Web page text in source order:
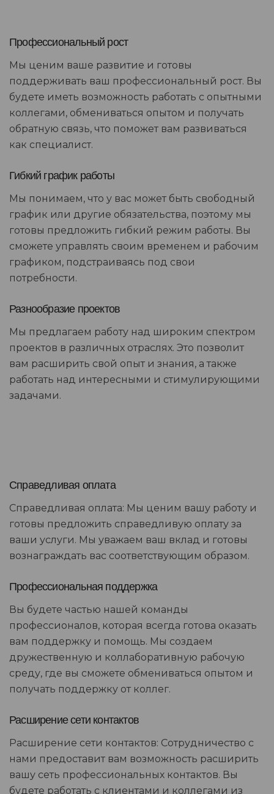
Профессиональный рост
Мы ценим ваше развитие и готовы
поддерживать ваш профессиональный рост. Вы
будете иметь возможность работать с опытными
коллегами, обмениваться опытом и получать
обратную связь, что поможет вам развиваться
как специалист.
Гибкий график работы
Мы понимаем, что у вас может быть свободный
график или другие обязательства, поэтому мы
готовы предложить гибкий режим работы. Вы
сможете управлять своим временем и рабочим
графиком, подстраиваясь под свои
потребности.
Разнообразие проектов
Мы предлагаем работу над широким спектром
проектов в различных отраслях. Это позволит
вам расширить свой опыт и знания, а также
работать над интересными и стимулирующими
задачами.
Справедливая оплата
Справедливая оплата: Мы ценим вашу работу и
готовы предложить справедливую оплату за
ваши услуги. Мы уважаем ваш вклад и готовы
вознаграждать вас соответствующим образом.
Профессиональная поддержка
Вы будете частью нашей команды
профессионалов, которая всегда готова оказать
вам поддержку и помощь. Мы создаем
дружественную и коллаборативную рабочую
среду, где вы сможете обмениваться опытом и
получать поддержку от коллег.
Расширение сети контактов
Расширение сети контактов: Сотрудничество с
нами предоставит вам возможность расширить
вашу сеть профессиональных контактов. Вы
будете работать с клиентами и коллегами из